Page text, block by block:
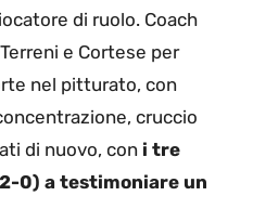
di ruolo. Coach
e Cortese per
nel pitturato, con
cruccio
di nuovo, con i tre
0) a testimoniare un